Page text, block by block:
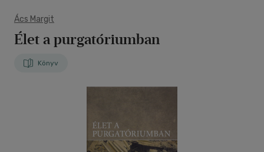
Ács Margit
Élet a purgatóriumban
Könyv